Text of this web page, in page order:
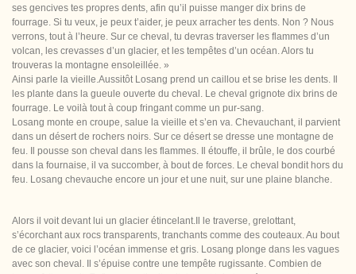
ses gencives tes propres dents, afin qu’il puisse manger dix brins de
fourrage. Si tu veux, je peux t’aider, je peux arracher tes dents. Non ? Nous
verrons, tout à l’heure. Sur ce cheval, tu devras traverser les flammes d’un
volcan, les crevasses d’un glacier, et les tempêtes d’un océan. Alors tu
trouveras la montagne ensoleillée. »
Ainsi parle la vieille.Aussitôt Losang prend un caillou et se brise les dents. Il
les plante dans la gueule ouverte du cheval. Le cheval grignote dix brins de
fourrage. Le voilà tout à coup fringant comme un pur-sang.
Losang monte en croupe, salue la vieille et s’en va. Chevauchant, il parvient
dans un désert de rochers noirs. Sur ce désert se dresse une montagne de
feu. Il pousse son cheval dans les flammes. Il étouffe, il brûle, le dos courbé
dans la fournaise, il va succomber, à bout de forces. Le cheval bondit hors du
feu. Losang chevauche encore un jour et une nuit, sur une plaine blanche.
Alors il voit devant lui un glacier étincelant.Il le traverse, grelottant,
s’écorchant aux rocs transparents, tranchants comme des couteaux. Au bout
de ce glacier, voici l’océan immense et gris. Losang plonge dans les vagues
avec son cheval. Il s’épuise contre une tempête rugissante. Combien de